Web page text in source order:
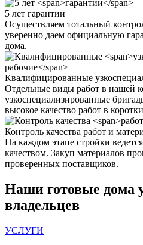
5 лет гарантии
Осуществляем тотальный
уверенно даем официальную
дома.
Квалифицированные
Отдельные виды работ в нашей
узкоспециализированные
высокое качество работ в
Контроль качества работ и
На каждом этапе стройки
качеством. Закуп материалов
проверенных поставщиков.
Наши готовые дома
владельцев
УСЛУГИ